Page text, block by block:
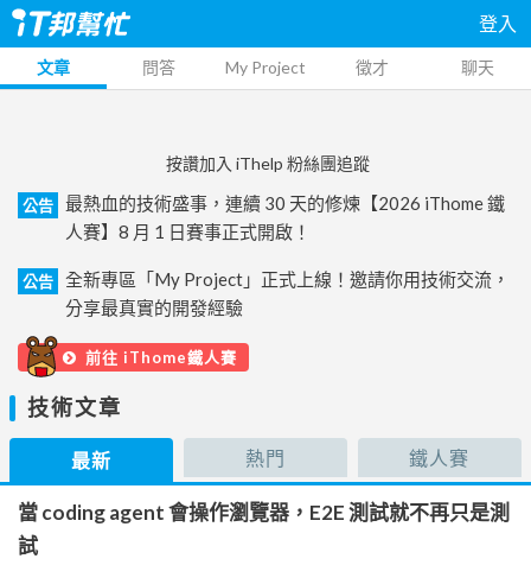
登入
文章 問答 My Project 徵才 聊天
按讚加入 iThelp 粉絲團追蹤
公告
最熱血的技術盛事，連續 30 天的修煉【2026 iThome 鐵
人賽】8 月 1 日賽事正式開啟！
公告
全新專區「My Project」正式上線！邀請你用技術交流，
分享最真實的開發經驗
前往 iThome鐵人賽
技術文章
最新 熱門 鐵人賽
當 coding agent 會操作瀏覽器，E2E 測試就不再只是測
試